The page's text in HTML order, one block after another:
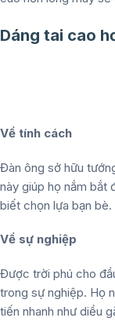
Dáng tai cao
Về tính cách
Đàn ông sở hữu
này giúp họ nắm bắt
biết chọn lựa bạn
Về sự nghiệp
Được trời phú cho
trong sự nghiệp. Họ
tiến nhanh như diều